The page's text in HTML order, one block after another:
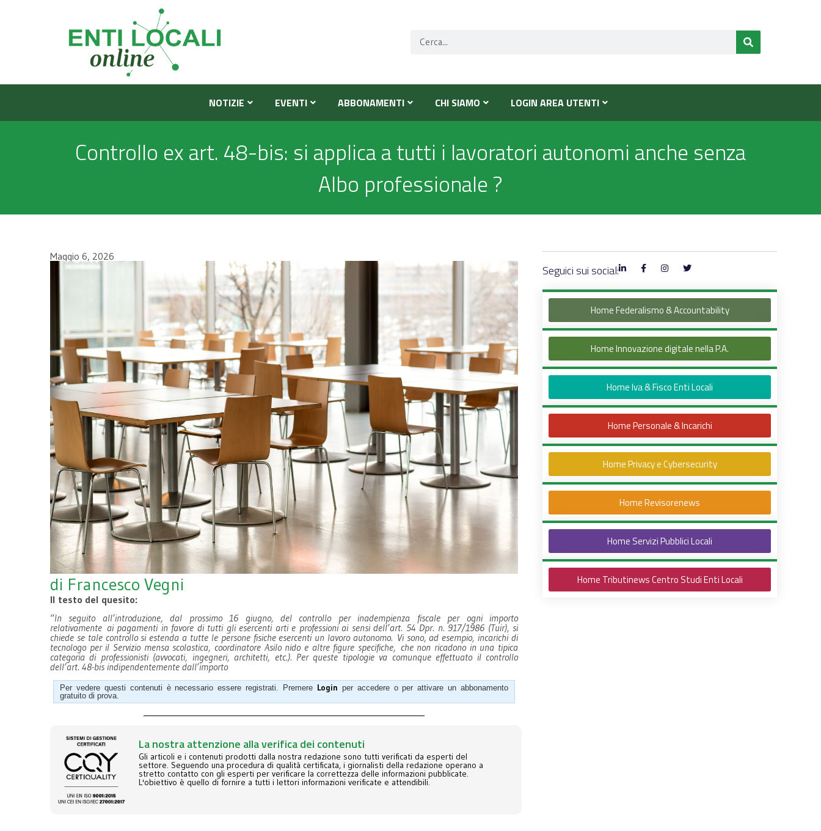
NOTIZIE EVENTI ABBONAMENTI CHI SIAMO LOGIN AREA UTENTI
Controllo ex art. 48-bis: si applica a tutti i lavoratori autonomi anche senza
Albo professionale ?
Maggio 6, 2026
di Francesco Vegni
Il testo del quesito:
“In seguito all’introduzione, dal prossimo 16 giugno, del controllo per inadempienza fiscale per ogni importo
relativamente ai pagamenti in favore di tutti gli esercenti arti e professioni ai sensi dell’art. 54 Dpr. n. 917/1986 (Tuir), si
chiede se tale controllo si estenda a tutte le persone fisiche esercenti un lavoro autonomo. Vi sono, ad esempio, incarichi di
tecnologo per il Servizio mensa scolastica, coordinatore Asilo nido e altre figure specifiche, che non ricadono in una tipica
categoria di professionisti (avvocati, ingegneri, architetti, etc.). Per queste tipologie va comunque effettuato il controllo
dell’art. 48-bis indipendentemente dall’importo
Per vedere questi contenuti è necessario essere registrati. Premere Login per accedere o per attivare un abbonamento
gratuito di prova.
La nostra attenzione alla verifica dei contenuti
Gli articoli e i contenuti prodotti dalla nostra redazione sono tutti verificati da esperti del
settore. Seguendo una procedura di qualità certificata, i giornalisti della redazione operano a
stretto contatto con gli esperti per verificare la correttezza delle informazioni pubblicate.
L'obiettivo è quello di fornire a tutti i lettori informazioni verificate e attendibili.
Seguici sui social:
Home Federalismo & Accountability
Home Innovazione digitale nella P.A.
Home Iva & Fisco Enti Locali
Home Personale & Incarichi
Home Privacy e Cybersecurity
Home Revisorenews
Home Servizi Pubblici Locali
Home Tributinews Centro Studi Enti Locali